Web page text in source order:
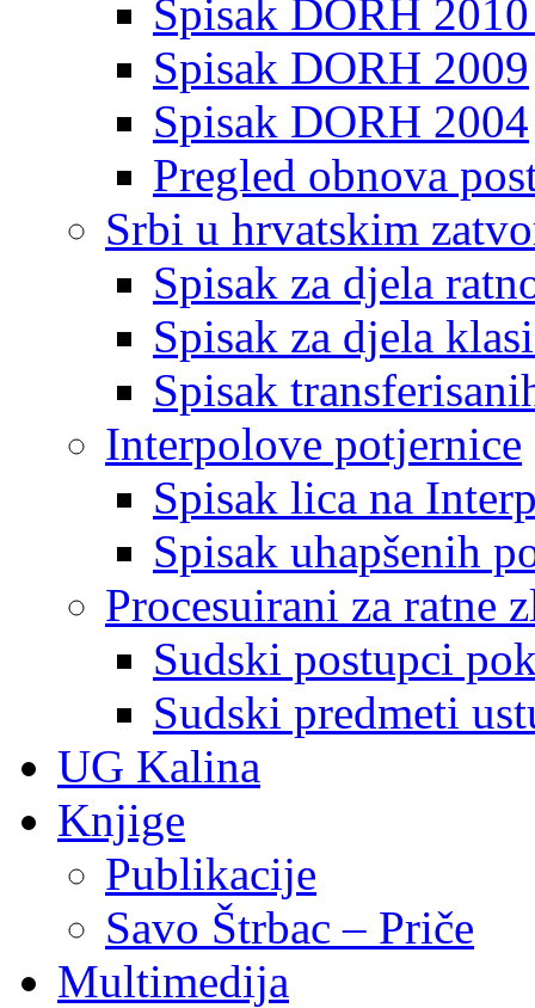
Spisak DORH
Spisak DORH 2009
Spisak DORH 2004
Pregled obnova
Srbi u hrvatskim
Spisak za djela
Spisak za djela
Spisak
Interpolove potjernice
Spisak lica na
Spisak uhapšenih
Procesuirani za ratne
Sudski postupci
Sudski predmeti
UG Kalina
Knjige
Publikacije
Savo Štrbac – Priče
Multimedija